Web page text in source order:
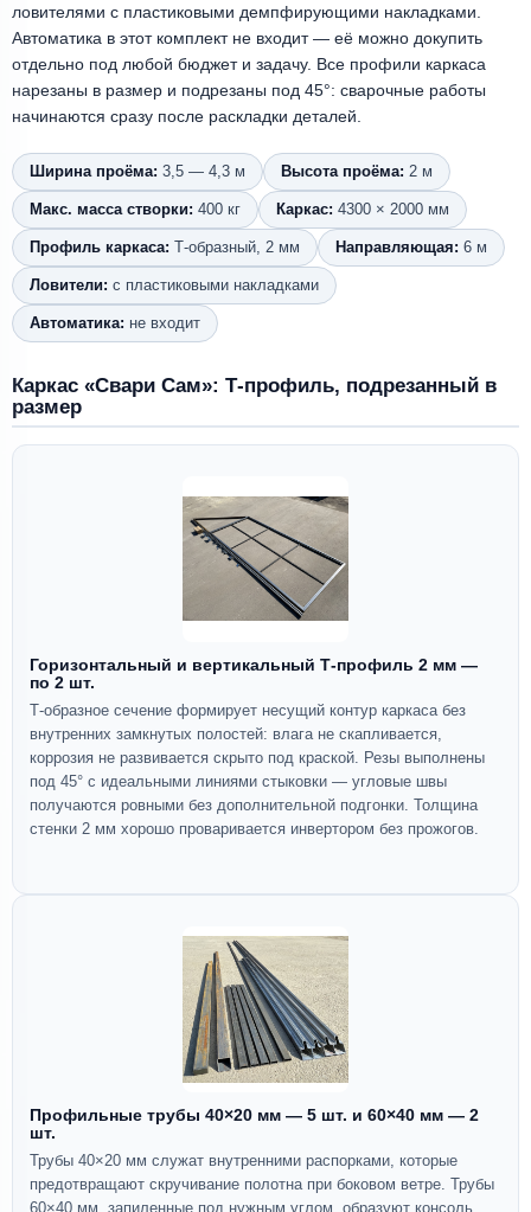
ловителями с пластиковыми демпфирующими накладками.
Автоматика в этот комплект не входит — её можно докупить
отдельно под любой бюджет и задачу. Все профили каркаса
нарезаны в размер и подрезаны под 45°: сварочные работы
начинаются сразу после раскладки деталей.
Ширина проёма: 3,5 — 4,3 м Высота проёма: 2 м
Макс. масса створки: 400 кг Каркас: 4300 × 2000 мм
Профиль каркаса: Т-образный, 2 мм Направляющая: 6 м
Ловители: с пластиковыми накладками
Автоматика: не входит
Каркас «Свари Сам»: Т-профиль, подрезанный в
размер
Горизонтальный и вертикальный Т-профиль 2 мм —
по 2 шт.
Т-образное сечение формирует несущий контур каркаса без
внутренних замкнутых полостей: влага не скапливается,
коррозия не развивается скрыто под краской. Резы выполнены
под 45° с идеальными линиями стыковки — угловые швы
получаются ровными без дополнительной подгонки. Толщина
стенки 2 мм хорошо проваривается инвертором без прожогов.
Профильные трубы 40×20 мм — 5 шт. и 60×40 мм — 2
шт.
Трубы 40×20 мм служат внутренними распорками, которые
предотвращают скручивание полотна при боковом ветре. Трубы
60×40 мм, запиленные под нужным углом, образуют консоль